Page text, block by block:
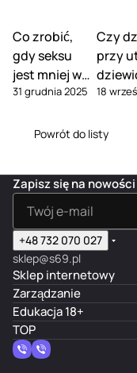
Co zrobić,
gdy seksu
jest mniej w
związku
31 grudnia 2025
Czy
przy
tego
18
Powrót do listy
Zapisz się na
+48 732 070 027
sklep@s69.pl
Sklep internetowy
Zarządzanie
Edukacja 18+
TOP